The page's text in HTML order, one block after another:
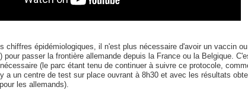
chiffres épidémiologiques, il n'est plus nécessaire d'avoir un vaccin
pour passer la frontière allemande depuis la France ou la Belgique.
(le parc étant tenu de continuer à suivre ce protocole,
a un centre de test sur place ouvrant à 8h30 et avec les résultats
les allemands).